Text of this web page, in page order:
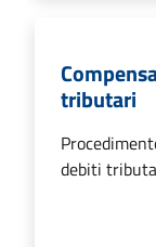
tributari
debiti